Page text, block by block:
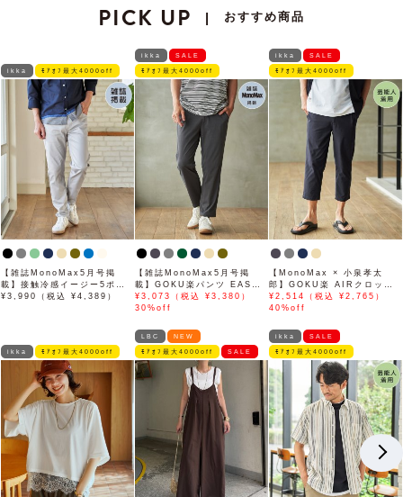
PICK UP | おすすめ商品
ikka ﾓｱｵﾌ最大4000off
【雑誌MonoMax5月号掲
載】接触冷感イージー5ポケ
ット
¥3,990（税込 ¥4,389）
ikka SALE
ﾓｱｵﾌ最大4000off
【雑誌MonoMax5月号掲
載】GOKU楽パンツ EASY
STRETCH 冷感アンクル
【接触冷感】「小泉孝太郎さ
¥3,073（税込 ¥3,380）
30%off
ikka SALE
ﾓｱｵﾌ最大4000off
【MonoMax × 小泉孝太
郎】GOKU楽 AIRクロップ
ドパンツ「小泉孝太郎さん着
用モデル」
¥2,514（税込 ¥2,765）
40%off
ikka ﾓｱｵﾌ最大4000off
LBC NEW
ﾓｱｵﾌ最大4000off SALE
ikka SALE
ﾓｱｵﾌ最大4000off